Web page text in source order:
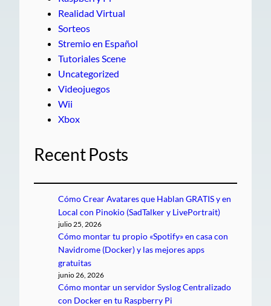
Realidad Virtual
Sorteos
Stremio en Español
Tutoriales Scene
Uncategorized
Videojuegos
Wii
Xbox
Recent Posts
Cómo Crear Avatares que Hablan GRATIS y en
Local con Pinokio (SadTalker y LivePortrait)
julio 25, 2026
Cómo montar tu propio «Spotify» en casa con
Navidrome (Docker) y las mejores apps
gratuitas
junio 26, 2026
Cómo montar un servidor Syslog Centralizado
con Docker en tu Raspberry Pi